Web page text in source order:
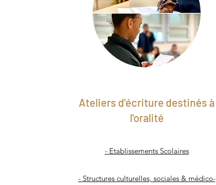
Ateliers d'écriture destinés à
l'oralité
- Etablissements Scolaires
- Structures culturelles, sociales & médico-